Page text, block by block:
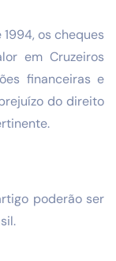
os cheques
em Cruzeiros
financeiras e
do direito
poderão ser